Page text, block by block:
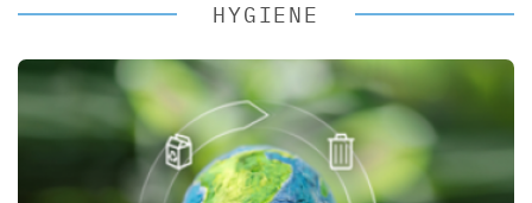
HYGIENE